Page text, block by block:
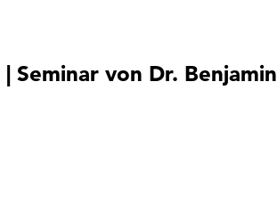
Seminar von Dr. Benjamin